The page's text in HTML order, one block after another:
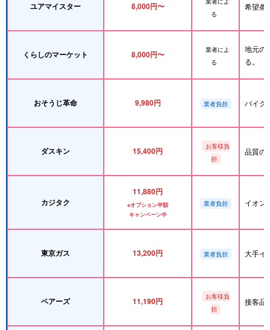
ユアマイスター 8,000円〜
る
希望条
くらしのマーケット 8,000円〜
業者によ
る
地元の
る。
おそうじ革命 9,980円 業者負担 バイク
ダスキン 15,400円
お客様負
担
品質の
カジタク
11,880円
※オプション半額
キャンペーン中
業者負担 イオン
東京ガス 13,200円 業者負担 大手イ
ベアーズ 11,190円
お客様負
担
接客品